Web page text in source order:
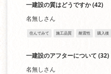
一建設の質はどうですか(42)
名無しさん
住んでみて 施工品質 耐震性 購入後
一建設のアフターについて (32)
名無しさん